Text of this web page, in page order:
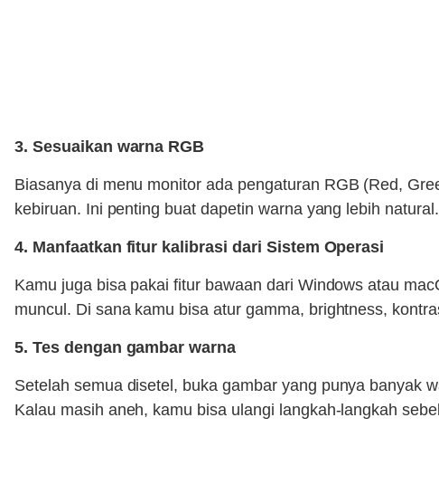
3. Sesuaikan warna RGB
Biasanya di menu monitor ada pengaturan RGB (Red,
kebiruan. Ini penting buat dapetin warna yang lebih natural.
4. Manfaatkan fitur kalibrasi dari Sistem Operasi
Kamu juga bisa pakai fitur bawaan dari Windows atau
muncul. Di sana kamu bisa atur gamma, brightness,
5. Tes dengan gambar warna
Setelah semua disetel, buka gambar yang punya banyak
Kalau masih aneh, kamu bisa ulangi langkah-langkah